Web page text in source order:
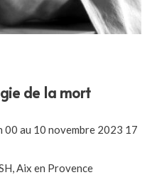
de la mort
au 10 novembre 2023 17
Aix en Provence